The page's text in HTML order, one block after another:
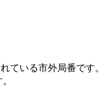
ている市外局番です。